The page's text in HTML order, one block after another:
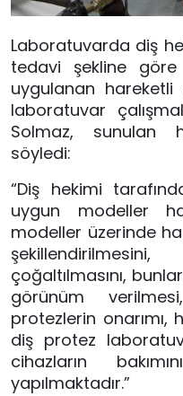
Laboratuvarda diş
tedavi şekline
uygulanan
laboratuvar
Solmaz, sunulan
söyledi:
“Diş hekimi
uygun modeller
modeller üzerinde
çoğaltılmasını,
görünüm
protezlerin
diş protez
cihazların
yapılmaktadır.”